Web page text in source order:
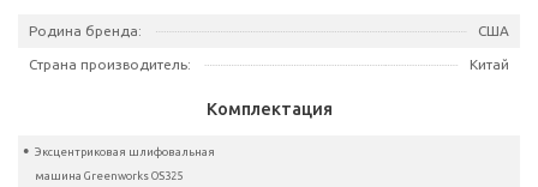
Амплитуда колебаний, мм:
Крепление:
Напряжение заряжаемых аккумуляторов, В: